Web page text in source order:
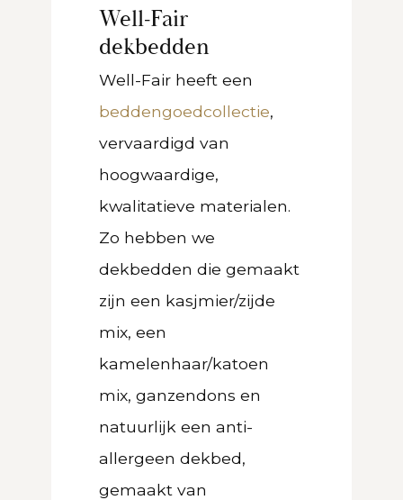
Well-Fair
dekbedden
Well-Fair heeft een
beddengoedcollectie,
vervaardigd van
hoogwaardige,
kwalitatieve materialen.
Zo hebben we
dekbedden die gemaakt
zijn een kasjmier/zijde
mix, een
kamelenhaar/katoen
mix, ganzendons en
natuurlijk een anti-
allergeen dekbed,
gemaakt van